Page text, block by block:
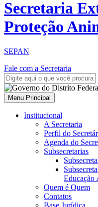
Secretaria
Proteção
SEPAN
Fale com a Secretaria
Menu Principal
Institucional
A Secretaria
Perfil do
Agenda do
Subsecretarias
Educação
Quem é Quem
Contatos
Base Jurídica